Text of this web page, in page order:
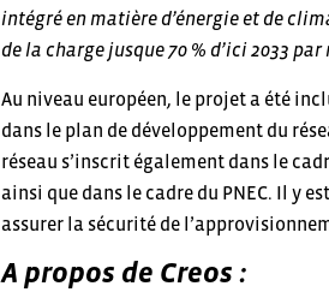
intégré en matière d’énergie et de
de la charge jusque 70 % d’ici 2033
Au niveau européen, le projet a été
dans le plan de développement du
réseau s’inscrit également dans le
ainsi que dans le cadre du PNEC. Il y
assurer la sécurité de
A propos de Creos :